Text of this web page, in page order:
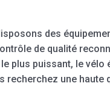
des
de qualité
plus puissant, le vélo
recherchez une haute